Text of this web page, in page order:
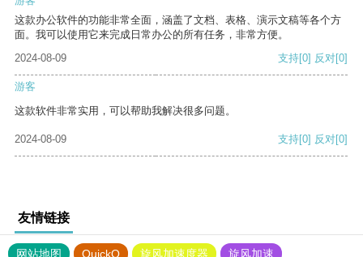
这款办公软件的功能非常全面，涵盖了文档、表格、演示文稿等各个方
面。我可以使用它来完成日常办公的所有任务，非常方便。
2024-08-09
支持[0] 反对[0]
游客
这款软件非常实用，可以帮助我解决很多问题。
2024-08-09 支持[0] 反对[0]
友情链接
网站地图 QuickQ 旋风加速度器
旋风加速